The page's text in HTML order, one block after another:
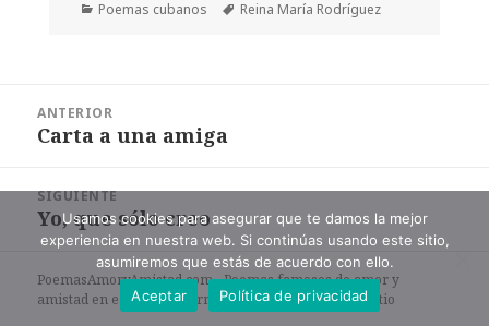
Categorías
Poemas cubanos Etiquetas
Reina María Rodríguez
entradas
ANTERIOR
Entrada
Carta a una amiga
SIGUIENTE
Entrada
siguiente:
Yo, que sólo creo
PoemasAmoryAmistad.com - Poemas famosos de amor y
amistad en español en formato de texto. |Mapa del sitio
Usamos cookies para asegurar que te damos la mejor
experiencia en nuestra web. Si continúas usando este sitio,
asumiremos que estás de acuerdo con ello.
Aceptar
Política de privacidad